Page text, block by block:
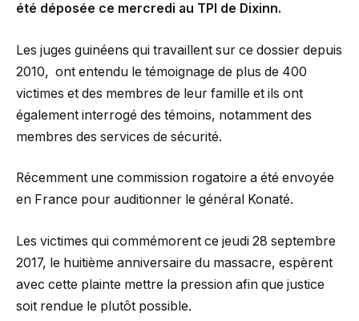
été déposée ce mercredi au TPI de Dixinn.
Les juges guinéens qui travaillent sur ce dossier depuis
2010, ont entendu le témoignage de plus de 400
victimes et des membres de leur famille et ils ont
également interrogé des témoins, notamment des
membres des services de sécurité.
Récemment une commission rogatoire a été envoyée
en France pour auditionner le général Konaté.
Les victimes qui commémorent ce jeudi 28 septembre
2017, le huitième anniversaire du massacre, espèrent
avec cette plainte mettre la pression afin que justice
soit rendue le plutôt possible.